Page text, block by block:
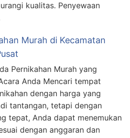
kualitas. Penyewaan
Murah di Kecamatan
Pernikahan Murah yang
Anda Mencari tempat
dengan harga yang
tantangan, tetapi dengan
tepat, Anda dapat menemukan
dengan anggaran dan